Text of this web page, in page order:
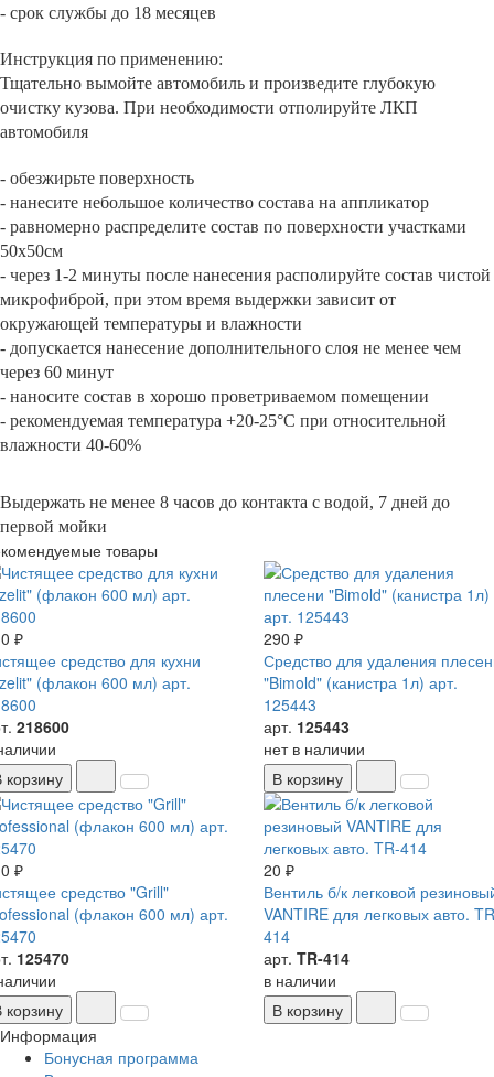
- срок службы до 18 месяцев
Инструкция по применению:
Тщательно вымойте автомобиль и произведите глубокую
очистку кузова. При необходимости отполируйте ЛКП
автомобиля
- обезжирьте поверхность
- нанесите небольшое количество состава на аппликатор
- равномерно распределите состав по поверхности участками
50х50см
- через 1-2 минуты после нанесения располируйте состав чистой
микрофиброй, при этом время выдержки зависит от
окружающей температуры и влажности
- допускается нанесение дополнительного слоя не менее чем
через 60 минут
- наносите состав в хорошо проветриваемом помещении
- рекомендуемая температура +20-25°C при относительной
влажности 40-60%
Выдержать не менее 8 часов до контакта с водой, 7 дней до
первой мойки
товары
₽
средство для кухни
(флакон 600 мл) арт.
218600
корзину
290 ₽
Средство для удаления
"Bimold" (канистра 1л) арт.
125443
арт. 125443
нет в наличии
В корзину
₽
средство "Grill"
(флакон 600 мл) арт.
125470
корзину
20 ₽
Вентиль б/к легковой
VANTIRE для легковых авто.
414
арт. TR-414
в наличии
В корзину
Информация
Бонусная программа